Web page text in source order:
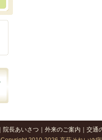
院長あいさつ 外来のご案内 交通